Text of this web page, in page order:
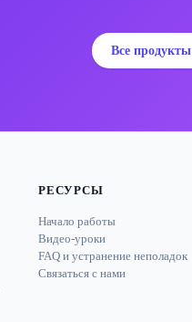
Все продукты
РЕСУРСЫ
Начало работы
Видео-уроки
FAQ и устранение неполадок
Связаться с нами